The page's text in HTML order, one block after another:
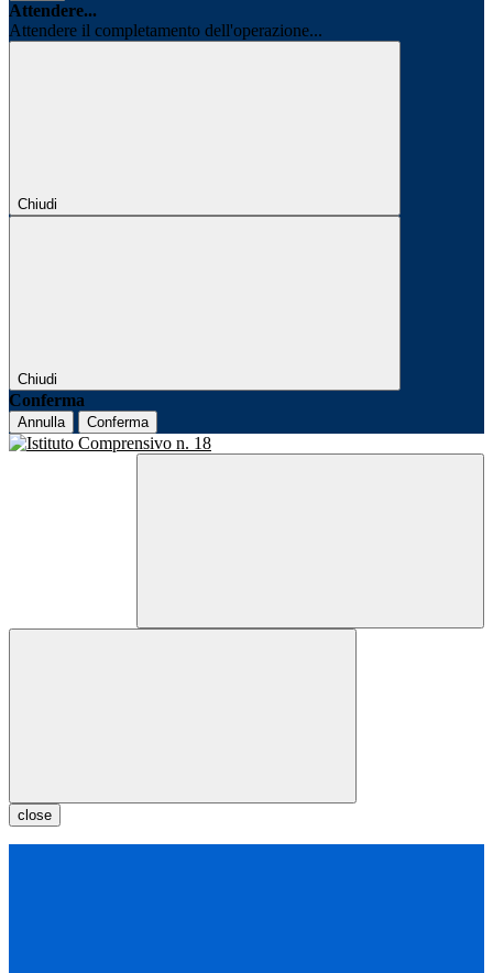
Attendere...
Attendere il completamento dell'operazione...
Chiudi
Chiudi
Conferma
Annulla Conferma
close